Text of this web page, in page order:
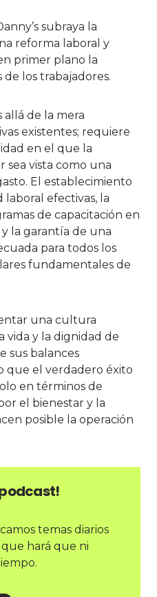
subraya la
reforma laboral y
primer plano la
los trabajadores.
allá de la mera
existentes; requiere
en el que la
sea vista como una
El establecimiento
efectivas, la
de capacitación en
la garantía de una
para todos los
fundamentales de
una cultura
vida y la dignidad de
sus balances
que el verdadero éxito
en términos de
el bienestar y la
posible la operación
temas diarios
hará que ni